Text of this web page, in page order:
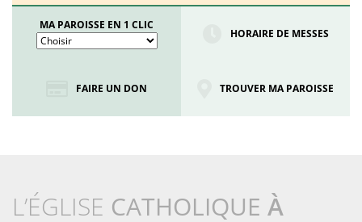
MA PAROISSE EN 1 CLIC
HORAIRE DE MESSES
FAIRE UN DON TROUVER MA PAROISSE
L’ÉGLISE CATHOLIQUE À